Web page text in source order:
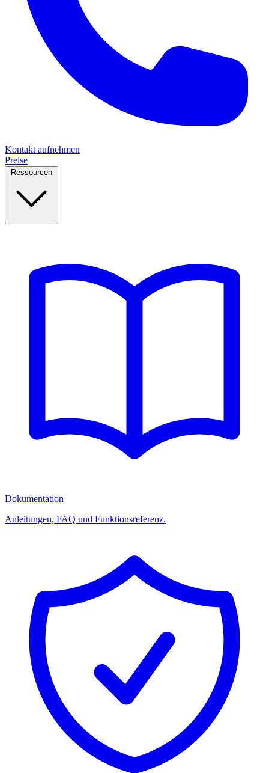
Kontakt aufnehmen
Preise
Ressourcen
Dokumentation
Anleitungen, FAQ und Funktionsreferenz.